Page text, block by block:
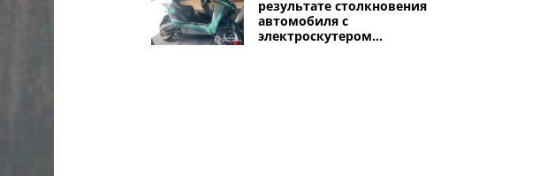
результате столкновения
автомобиля с
электроскутером